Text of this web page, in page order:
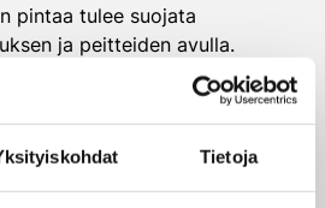
Tietoja
pintaa tulee suojata
ja peitteiden avulla.
ei
sään